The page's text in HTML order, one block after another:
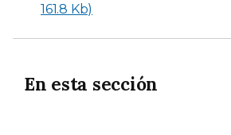
161.8 Kb)
En esta sección